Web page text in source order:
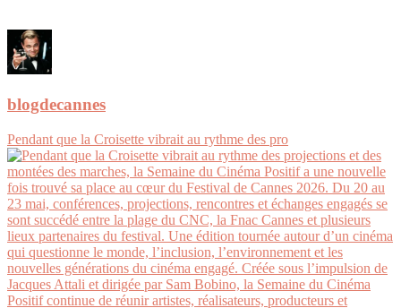
blogdecannes
Pendant que la Croisette vibrait au rythme des pro